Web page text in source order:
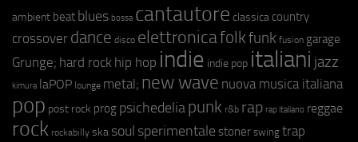
ambient beat blues bossa cantautore classica country
crossover dance disco elettronicafolkfunk fusion garage
Grunge; hard rock hip hop indie indie pop italiani jazz
kimura laPOP lounge metal; new wave nuova musica italiana
pop post rock prog psichedeliapunk r&b rap rap italiano reggae
rock rockabilly ska soul sperimentale stoner swing trap